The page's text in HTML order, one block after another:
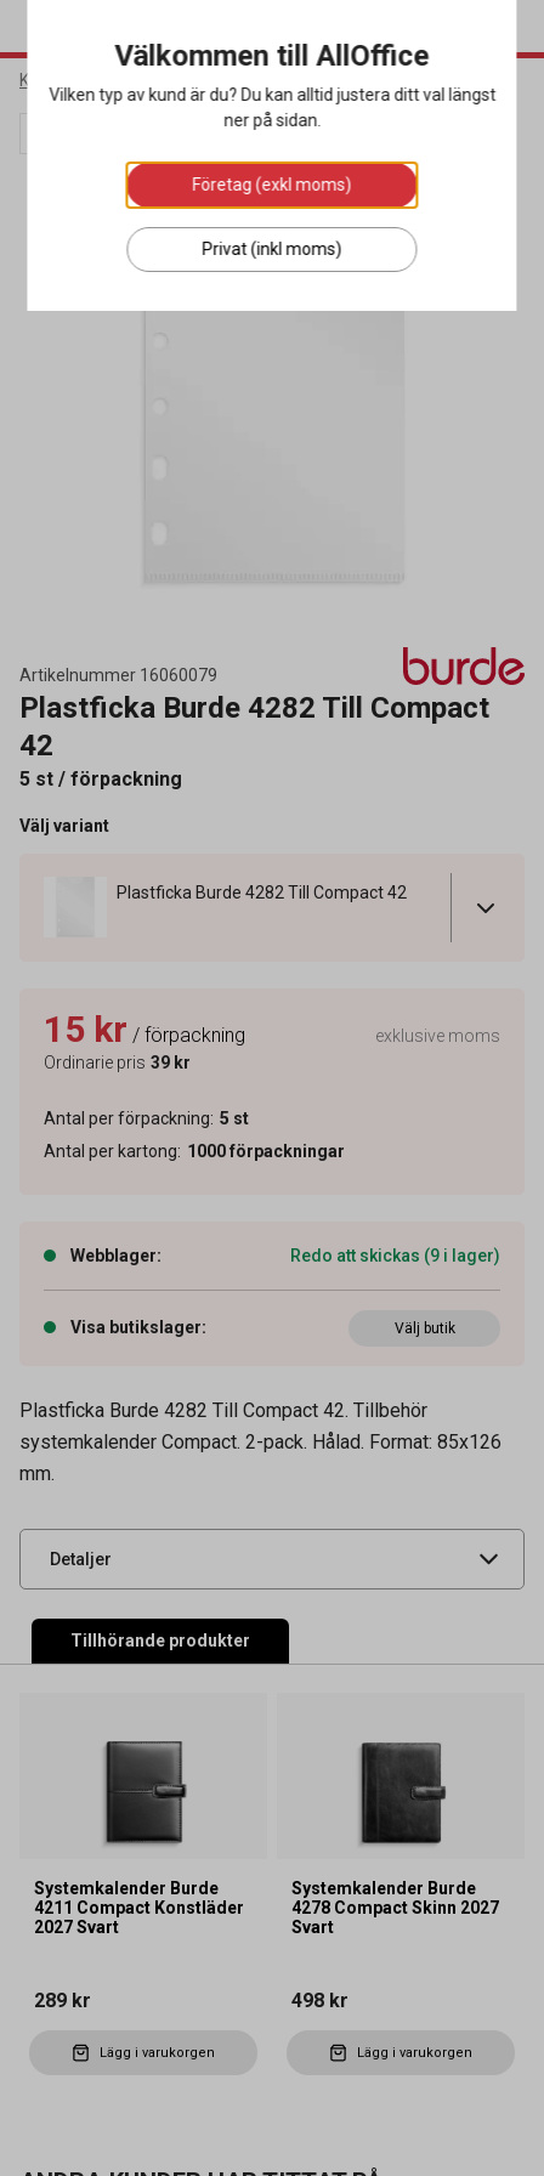
Kontorsmaterial
Artikelnummer 16060079
Plastficka Burde 4282 Till Compact
42
5 st / förpackning
Välj variant
Plastficka Burde 4282 Till Compact 42
15 kr / förpackning
Ordinarie pris 39 kr
exklusive moms
Antal per förpackning: 5 st
Antal per kartong: 1000förpackningar
Webblager: Redo att skickas (9 i lager)
Visa butikslager: Välj butik
Plastficka Burde 4282 Till Compact 42. Tillbehör
systemkalender Compact. 2-pack. Hålad. Format: 85x126
mm.
Detaljer
Tidigare artikelnummer 4282A
Leverantörens
UNSPSC 44122003
Tillhörande produkter
Systemkalender Burde
4211 Compact Konstläder
2027 Svart
289 kr
Lägg i varukorgen
Systemkalender Burde
4278 Compact Skinn 2027
Svart
498 kr
Lägg i varukorgen
Välkommen till AllOffice
Vilken typ av kund är du? Du kan alltid justera ditt val längst
ner på sidan.
Företag (exkl moms)
Privat (inkl moms)